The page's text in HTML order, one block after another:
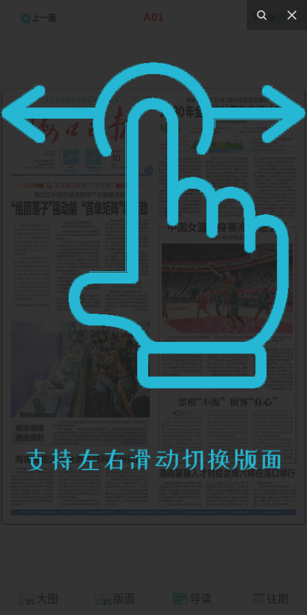
上一版 A01 下一版
大图 版面 导读 往期